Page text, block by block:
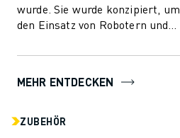
wurde. Sie wurde konzipiert, um
den Einsatz von Robotern und
Fertigungsindust...
MEHR ENTDECKEN
ZUBEHÖR